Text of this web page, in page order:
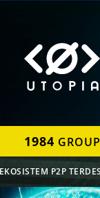
1984 GROUP
P2P